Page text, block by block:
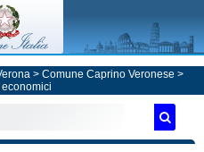
> Comune Caprino Veronese >